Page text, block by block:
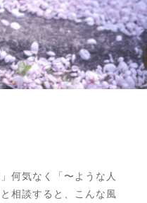
何気なく「〜ような人
相談すると、こんな風